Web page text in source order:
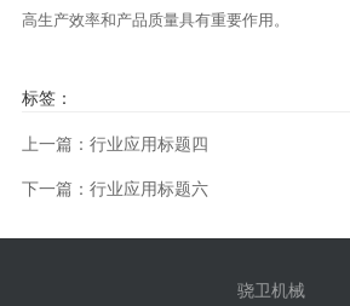
高生产效率和产品质量具有重要作用。
标签：
上一篇：行业应用标题四
下一篇：行业应用标题六
骁卫机械